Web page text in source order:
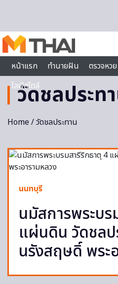
หน้าแรก
ทำนายฝัน ตรวจหวย
ไลฟ์สไตล์
วัดชลประท
Home/ วัดชลประทาน
นนทบุรี
นมัสการพระบ
แผ่นดิน วัดชลป
นรังสฤษดิ์ พระ